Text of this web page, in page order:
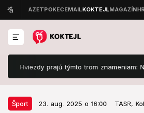
prajú týmto trom znameniam:
Šport 23. aug. 2025 o 16:00 TASR,
Šport 23. aug. 2025 o 16:00